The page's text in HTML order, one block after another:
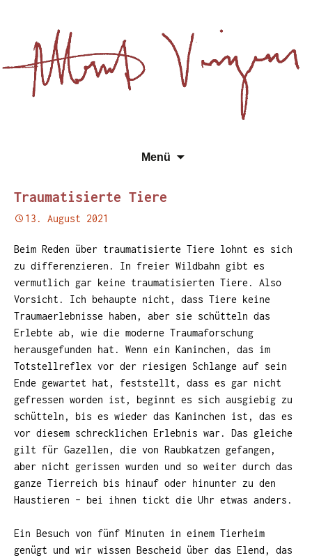
Albert Vinzens
Essays, Literarisches und
Menü
Traumatisierte Tiere
13. August 2021
Beim Reden über traumatisierte Tiere lohnt es sich
zu differenzieren. In freier Wildbahn gibt es
vermutlich gar keine traumatisierten Tiere. Also
Vorsicht. Ich behaupte nicht, dass Tiere keine
Traumaerlebnisse haben, aber sie schütteln das
Erlebte ab, wie die moderne Traumaforschung
herausgefunden hat.
Wenn ein Kaninchen, das im
Totstellreflex vor der riesigen Schlange auf sein
Ende gewartet hat, feststellt, dass es gar nicht
gefressen worden ist, beginnt es sich ausgiebig zu
schütteln, bis es wieder das Kaninchen ist, das es
vor diesem schrecklichen Erlebnis war. Das gleiche
gilt für Gazellen, die von Raubkatzen gefangen,
aber nicht gerissen wurden und so weiter durch das
ganze Tierreich bis hinauf oder hinunter zu den
Haustieren – bei ihnen tickt die Uhr etwas anders.
Ein Besuch von fünf Minuten in einem Tierheim
genügt und wir wissen Bescheid über das Elend, das